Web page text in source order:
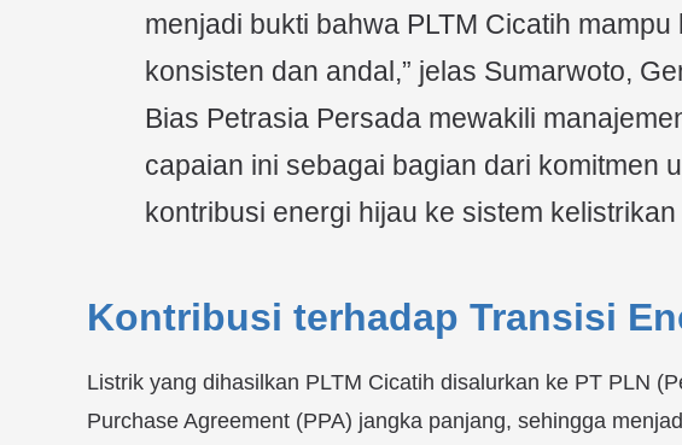
menjadi bukti bahwa PLTM Cicatih
konsisten dan andal,” jelas Sumarwoto,
Bias Petrasia Persada mewakili
capaian ini sebagai bagian dari komitmen
kontribusi energi hijau ke sistem kelistrikan
Kontribusi terhadap Transisi
Listrik yang dihasilkan PLTM Cicatih disalurkan ke PT PLN
Purchase Agreement (PPA) jangka panjang, sehingga